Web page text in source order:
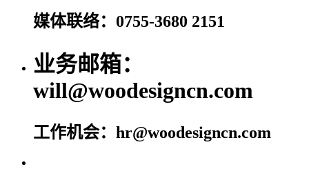
媒体联络：0755-3680 2151
业务邮箱：
will@woodesigncn.com
工作机会：hr@woodesigncn.com